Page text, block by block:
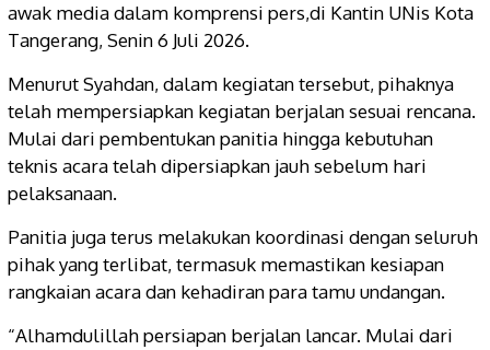
awak media dalam komprensi pers,di Kantin UNis Kota
Tangerang, Senin 6 Juli 2026.
Menurut Syahdan, dalam kegiatan tersebut, pihaknya
telah mempersiapkan kegiatan berjalan sesuai rencana.
Mulai dari pembentukan panitia hingga kebutuhan
teknis acara telah dipersiapkan jauh sebelum hari
pelaksanaan.
Panitia juga terus melakukan koordinasi dengan seluruh
pihak yang terlibat, termasuk memastikan kesiapan
rangkaian acara dan kehadiran para tamu undangan.
“Alhamdulillah persiapan berjalan lancar. Mulai dari